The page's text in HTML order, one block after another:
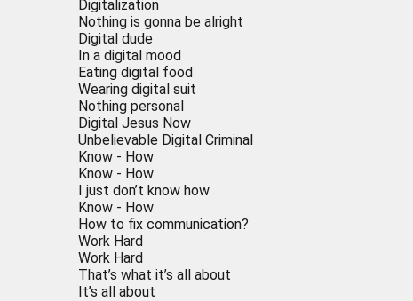
Digitalization
Nothing is gonna be alright
Digital dude
In a digital mood
Eating digital food
Wearing digital suit
Nothing personal
Digital Jesus Now
Unbelievable Digital Criminal
Know - How
Know - How
I just don’t know how
Know - How
How to fix communication?
Work Hard
Work Hard
That’s what it’s all about
It’s all about